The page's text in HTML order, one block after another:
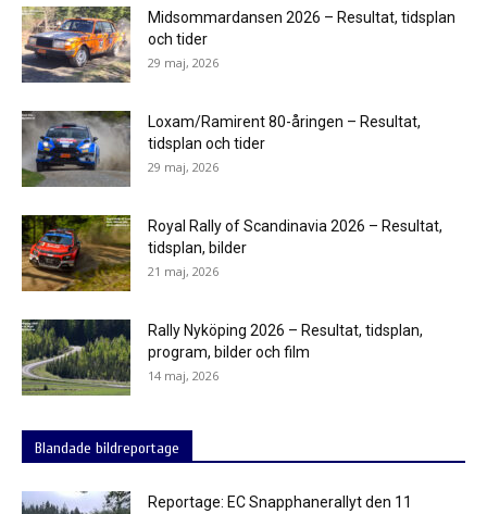
Midsommardansen 2026 – Resultat, tidsplan
och tider
29 maj, 2026
Loxam/Ramirent 80-åringen – Resultat,
tidsplan och tider
29 maj, 2026
Royal Rally of Scandinavia 2026 – Resultat,
tidsplan, bilder
21 maj, 2026
Rally Nyköping 2026 – Resultat, tidsplan,
program, bilder och film
14 maj, 2026
Blandade bildreportage
Reportage: EC Snapphanerallyt den 11